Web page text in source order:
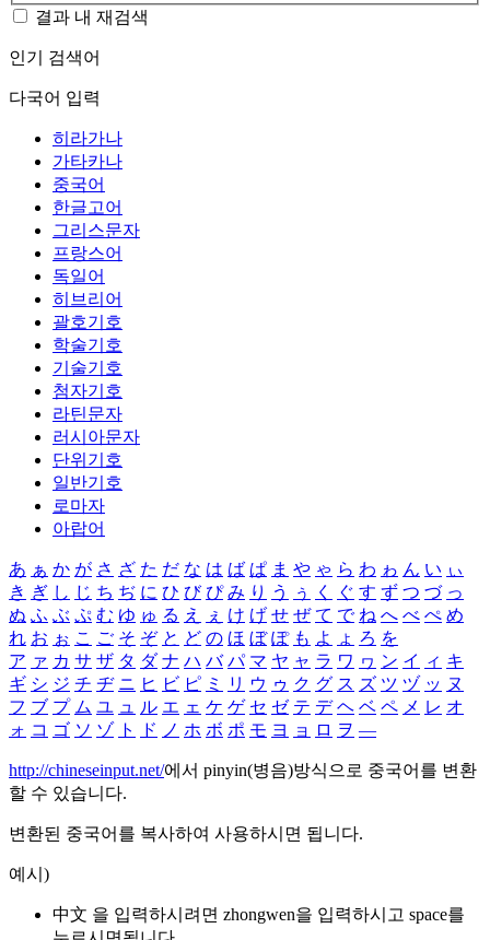
결과 내 재검색
인기 검색어
다국어 입력
히라가나
가타카나
중국어
한글고어
그리스문자
프랑스어
독일어
히브리어
괄호기호
학술기호
기술기호
첨자기호
라틴문자
러시아문자
단위기호
일반기호
로마자
아랍어
あ ぁ か が さ ざ た だ な は ば ぱ ま や ゃ ら わ ゎ ん い ぃ
き ぎ し じ ち ぢ に ひ び ぴ み り う ぅ く ぐ す ず つ づ っ
ぬ ふ ぶ ぷ む ゆ ゅ る え ぇ け げ せ ぜ て で ね へ べ ぺ め
れ お ぉ こ ご そ ぞ と ど の ほ ぼ ぽ も よ ょ ろ を
ア ァ カ サ ザ タ ダ ナ ハ バ パ マ ヤ ャ ラ ワ ヮ ン イ ィ キ
ギ シ ジ チ ヂ ニ ヒ ビ ピ ミ リ ウ ゥ ク グ ス ズ ツ ヅ ッ ヌ
フ ブ プ ム ユ ュ ル エ ェ ケ ゲ セ ゼ テ デ ヘ ベ ペ メ レ オ
ォ コ ゴ ソ ゾ ト ド ノ ホ ボ ポ モ ヨ ョ ロ ヲ ―
http://chineseinput.net/에서 pinyin(병음)방식으로 중국어를 변환
할 수 있습니다.
변환된 중국어를 복사하여 사용하시면 됩니다.
예시)
中文 을 입력하시려면 zhongwen을 입력하시고 space를